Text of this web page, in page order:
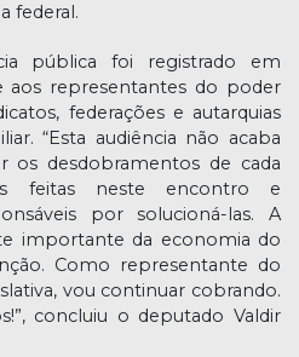
federal.
pública foi registrado em
aos representantes do poder
federações e autarquias
“Esta audiência não acaba
os desdobramentos de cada
feitas neste encontro e
por solucioná-las. A
importante da economia do
Como representante do
vou continuar cobrando.
concluiu o deputado Valdir